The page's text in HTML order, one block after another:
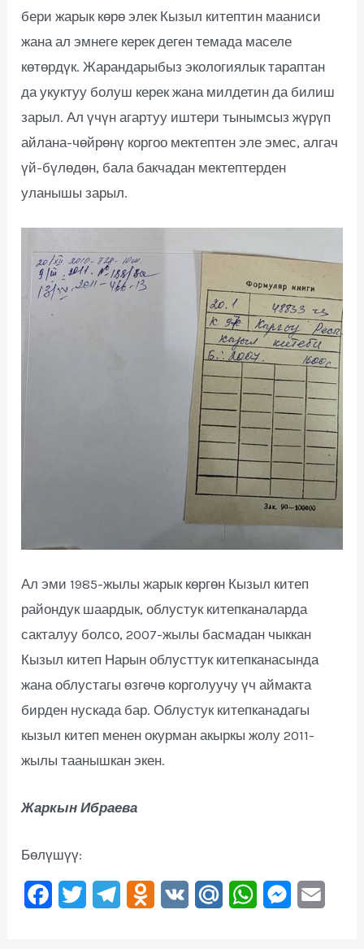
бери жарык көрө элек Кызыл китептин мааниси
жана ал эмнеге керек деген темада маселе
көтөрдүк. Жарандарыбыз экологиялык тараптан
да укуктуу болуш керек жана милдетин да билиш
зарыл. Ал үчүн агартуу иштери тынымсыз жүрүп
айлана-чөйрөнү коргоо мектептен эле эмес, алгач
үй-бүлөдөн, бала бакчадан мектептерден
уланышы зарыл.
Ал эми 1985-жылы жарык көргөн Кызыл китеп
райондук шаардык, облустук китепканаларда
сакталуу болсо, 2007-жылы басмадан чыккан
Кызыл китеп Нарын облусттук китепканасында
жана облустагы өзгөчө корголуучу үч аймакта
бирден нускада бар. Облустук китепканадагы
кызыл китеп менен окурман акыркы жолу 2011-
жылы таанышкан экен.
Жаркын Ибраева
Бөлүшүү:
M
W
M